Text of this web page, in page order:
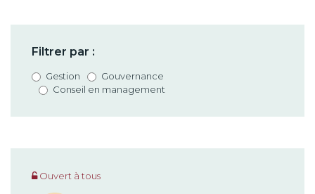
Filtrer par :
Gestion
Gouvernance
Conseil en management
Ouvert à tous